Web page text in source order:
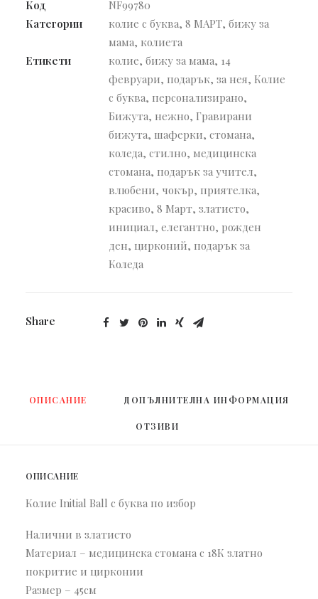
с
по
Код
NF99780
Категории
колие с буква, 8 МАРТ, бижу за
мама, колиета
Етикети
колие, бижу за мама, 14
февруари, подарък, за нея, Колие
с буква, персонализирано,
Бижута, нежно, Гравирани
бижута, шаферки, стомана,
коледа, стилно, медицинска
стомана, подарък за учител,
влюбени, чокър, приятелка,
красиво, 8 Март, златисто,
инициал, елегантно, рожден
ден, цирконий, подарък за
Коледа
Share
ОПИСАНИЕ ДОПЪЛНИТЕЛНА ИНФОРМАЦИЯ
ОТЗИВИ
ОПИСАНИЕ
Колие Initial Ball с буква по избор
Налични в златисто
Материал – медицинска стомана с 18К златно
покритие и цирконии
Размер – 45см